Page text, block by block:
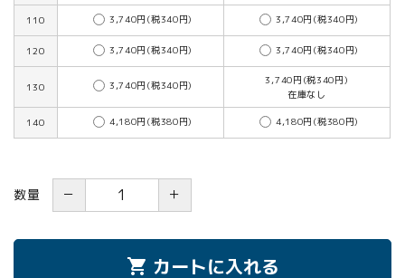
110 3,740円(税340円) 3,740円(税340円)
120 3,740円(税340円) 3,740円(税340円)
130 3,740円(税340円)
3,740円(税340円)
在庫なし
140 4,180円(税380円) 4,180円(税380円)
数量 － ＋
shopping_cart カートに入れる